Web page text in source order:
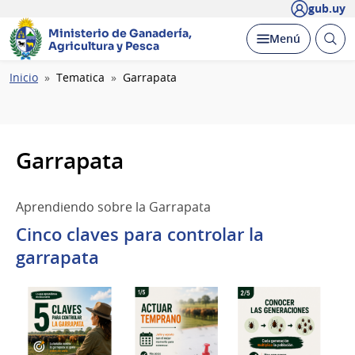
gub.uy
Ministerio de Ganadería,
Agricultura y Pesca
Desplegar
Menú Abrir
Ruta
Inicio Tematica Garrapata
Garrapata
Aprendiendo sobre la Garrapata
Cinco claves para controlar la
garrapata